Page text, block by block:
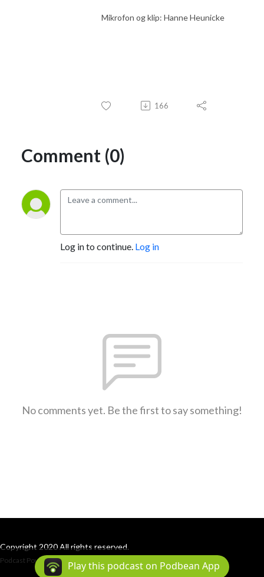
Mikrofon og klip: Hanne Heunicke
166
Comment (0)
Log in to continue. Log in
No comments yet. Be the first to say something!
Copyright 2020 All rights reserved.
Podcast Powered By Podbean
Play this podcast on Podbean App